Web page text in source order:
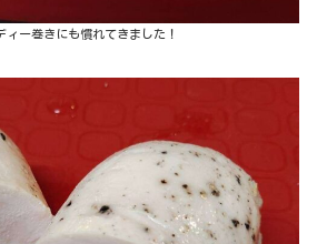
ィー巻きにも慣れてきました！